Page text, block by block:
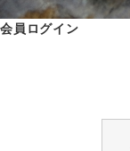
会員ログイン